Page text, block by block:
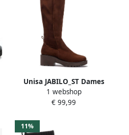
Unisa JABILO_ST Dames
Laarzen BLACK
1 webshop
€ 99,99
11%